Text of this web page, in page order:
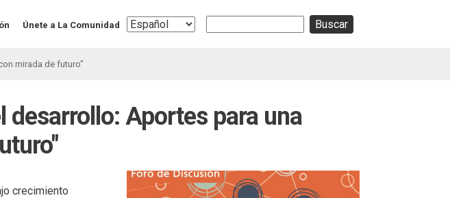
Únete a La Comunidad
Select
your
mirada de futuro"
desarrollo: Aportes para una
crecimiento